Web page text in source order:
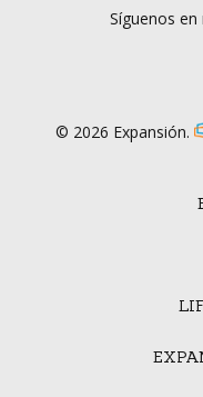
Síguenos
© 2026 Expansión.